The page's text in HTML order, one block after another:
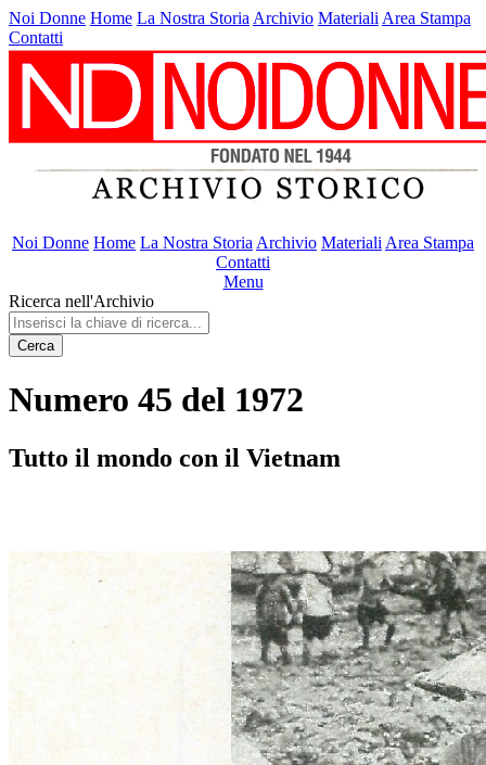
Noi Donne Home La Nostra Storia Archivio Materiali Area Stampa
Contatti
Noi Donne Home La Nostra Storia Archivio Materiali Area Stampa
Contatti
Menu
Ricerca nell'Archivio
Cerca
Numero 45 del 1972
Tutto il mondo con il Vietnam